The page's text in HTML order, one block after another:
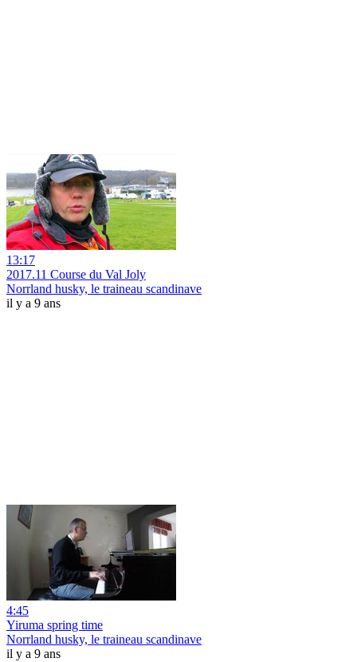
13:17
2017.11 Course du Val Joly
Norrland husky, le traineau scandinave
il y a 9 ans
4:45
Yiruma spring time
Norrland husky, le traineau scandinave
il y a 9 ans